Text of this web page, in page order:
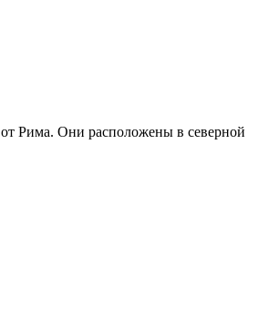
Рима. Они расположены в северной